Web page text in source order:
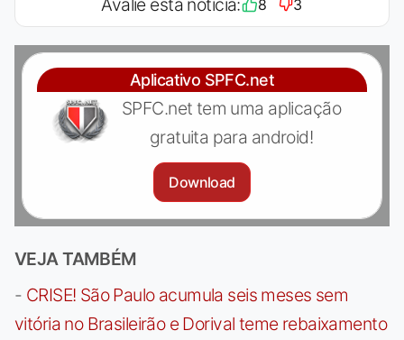
8 3
Aplicativo SPFC.net
SPFC.net tem uma aplicação
gratuita para android!
Download
VEJA TAMBÉM
- CRISE! São Paulo acumula seis meses sem
vitória no Brasileirão e Dorival teme rebaixamento